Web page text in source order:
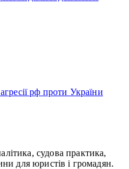
рф проти України
судова практика,
для юристів і громадян.